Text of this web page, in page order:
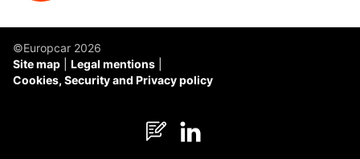
©Europcar 2026
Site map
Legal mentions
Cookies, Security and Privacy policy